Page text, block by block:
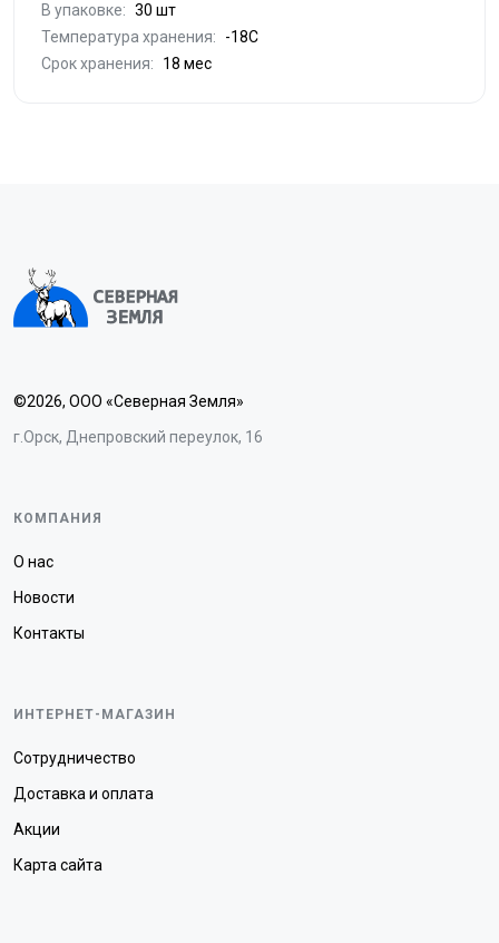
В упаковке: 30 шт
Температура хранения:
-18С
Срок хранения:
18 мес
©2026, ООО «Северная Земля»
г.Орск, Днепровский переулок, 16
КОМПАНИЯ
О нас
Новости
Контакты
ИНТЕРНЕТ-МАГАЗИН
Сотрудничество
Доставка и оплата
Акции
Карта сайта